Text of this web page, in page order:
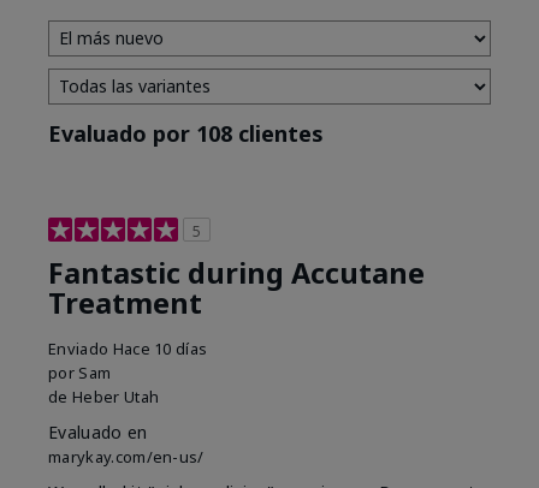
Evaluado por 108 clientes
5
Fantastic during Accutane
Treatment
Enviado Hace 10 días
por Sam
de Heber Utah
Evaluado en
marykay.com/en-us/